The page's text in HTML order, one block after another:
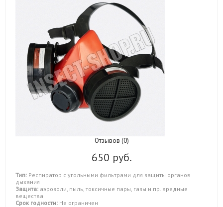
Отзывов (0)
650 руб.
Тип: Респиратор с угольными фильтрами для защиты органов
дыхания
Защита: аэрозоли, пыль, токсичные пары, газы и пр. вредные
вещества
Срок годности: Не ограничен